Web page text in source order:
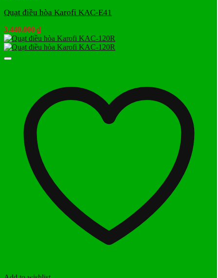
Quạt điều hòa Karofi KAC-E41
3.440.000 ₫